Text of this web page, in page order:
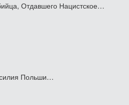
Отдавшего Нацистское…
Польши…